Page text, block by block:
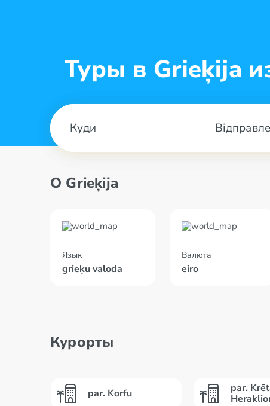
Туры в Grieķija
О Grieķija
Язык
grieķu valoda
Валюта
eiro
Курорты
par. Korfu
par.